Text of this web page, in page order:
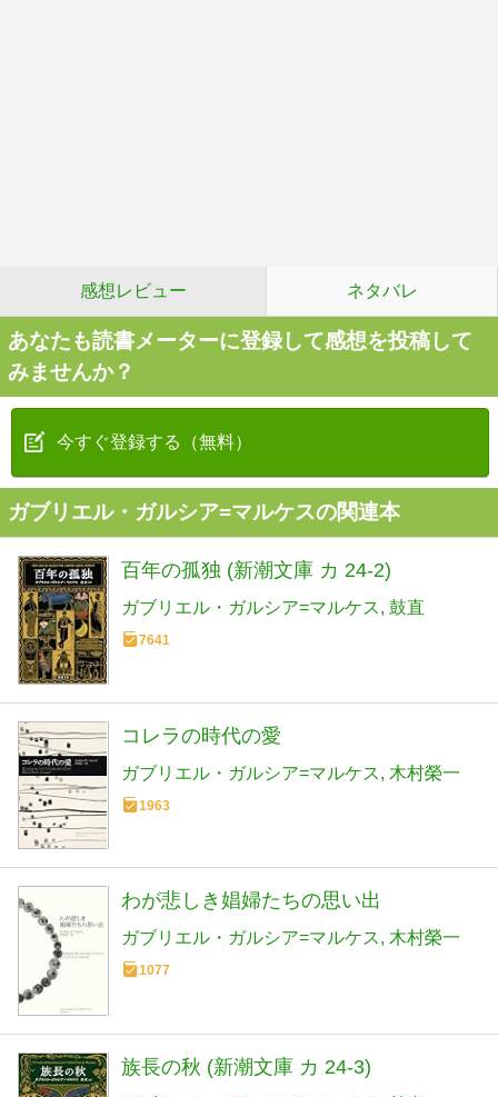
感想レビュー ネタバレ
あなたも読書メーターに登録して感想を投稿して
みませんか？
今すぐ登録する（無料）
ガブリエル・ガルシア=マルケスの関連本
百年の孤独 (新潮文庫 カ 24-2)
ガブリエル・ガルシア=マルケス 鼓直
7641
コレラの時代の愛
ガブリエル・ガルシア=マルケス 木村榮一
1963
わが悲しき娼婦たちの思い出
ガブリエル・ガルシア=マルケス 木村榮一
1077
族長の秋 (新潮文庫 カ 24-3)